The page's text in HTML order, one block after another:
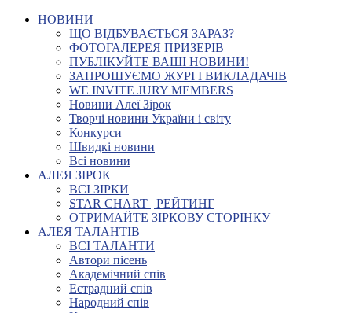
НОВИНИ
ЩО ВІДБУВАЄТЬСЯ ЗАРАЗ?
ФОТОГАЛЕРЕЯ ПРИЗЕРІВ
ПУБЛІКУЙТЕ ВАШІ НОВИНИ!
ЗАПРОШУЄМО ЖУРІ І ВИКЛАДАЧІВ
WE INVITE JURY MEMBERS
Новини Алеї Зірок
Творчі новини України і світу
Конкурси
Швидкі новини
Всі новини
АЛЕЯ ЗІРОК
ВСІ ЗІРКИ
STAR CHART | РЕЙТИНГ
ОТРИМАЙТЕ ЗІРКОВУ СТОРІНКУ
АЛЕЯ ТАЛАНТІВ
ВСІ ТАЛАНТИ
Автори пісень
Академічний спів
Естрадний спів
Народний спів